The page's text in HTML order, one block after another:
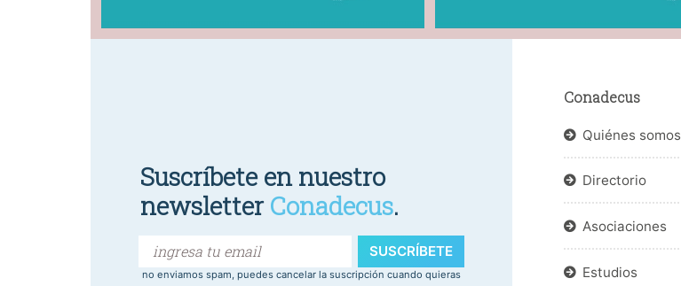
Suscríbete en nuestro
newsletterConadecus.
SUSCRÍBETE
no enviamos spam, puedes cancelar la suscripción cuando quieras
Conadecus
Quiénes somos
Directorio
Asociaciones
Estudios